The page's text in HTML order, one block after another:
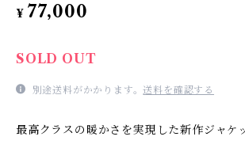
¥ 77,000
SOLD OUT
別途送料がかかります。送料を確認する
最高クラスの暖かさを実現した新作ジャケ